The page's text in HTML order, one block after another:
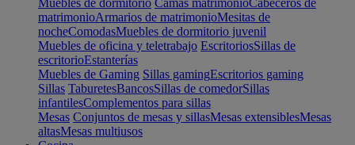
Muebles de dormitorio Camas matrimonioCabeceros de
matrimonioArmarios de matrimonioMesitas de
nocheComodasMuebles de dormitorio juvenil
Muebles de oficina y teletrabajo EscritoriosSillas de
escritorioEstanterías
Muebles de Gaming Sillas gamingEscritorios gaming
Sillas TaburetesBancosSillas de comedorSillas
infantilesComplementos para sillas
Mesas Conjuntos de mesas y sillasMesas extensiblesMesas
altasMesas multiusos